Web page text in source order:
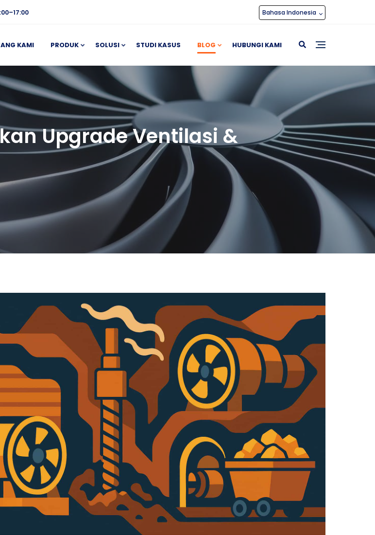
Bahasa Indonesia
KAMI PRODUK SOLUSI STUDI KASUS BLOG HUBUNGI KAMI
Upgrade Ventilasi &